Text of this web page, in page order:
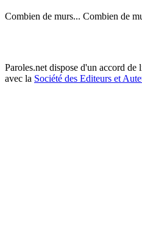
Combien de murs... Combien de
Paroles.net dispose d'un accord de
avec la Société des Editeurs et